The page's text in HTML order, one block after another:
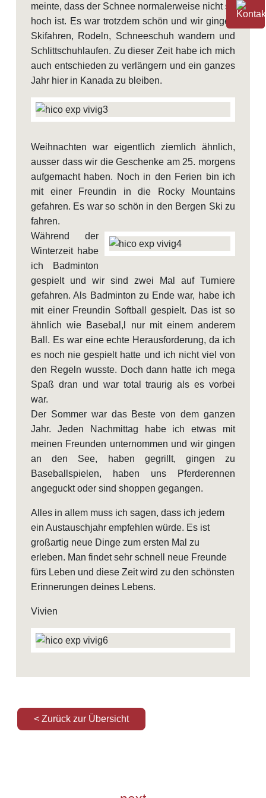
meinte, dass der Schnee normalerweise nicht so
hoch ist. Es war trotzdem schön und wir gingen
Skifahren, Rodeln, Schneeschuh wandern und
Schlittschuhlaufen. Zu dieser Zeit habe ich mich
auch entschieden zu verlängern und ein ganzes
Jahr hier in Kanada zu bleiben.
Weihnachten war eigentlich ziemlich ähnlich,
ausser dass wir die Geschenke am 25. morgens
aufgemacht haben. Noch in den Ferien bin ich
mit einer Freundin in die Rocky Mountains
gefahren. Es war so schön in den Bergen Ski zu
fahren.
Während der
Winterzeit habe
ich Badminton
gespielt und wir sind zwei Mal auf Turniere
gefahren. Als Badminton zu Ende war, habe ich
mit einer Freundin Softball gespielt. Das ist so
ähnlich wie Basebal,l nur mit einem anderem
Ball. Es war eine echte Herausforderung, da ich
es noch nie gespielt hatte und ich nicht viel von
den Regeln wusste. Doch dann hatte ich mega
Spaß dran und war total traurig als es vorbei
war.
Der Sommer war das Beste von dem ganzen
Jahr. Jeden Nachmittag habe ich etwas mit
meinen Freunden unternommen und wir gingen
an den See, haben gegrillt, gingen zu
Baseballspielen, haben uns Pferderennen
angeguckt oder sind shoppen gegangen.
Alles in allem muss ich sagen, dass ich jedem
ein Austauschjahr empfehlen würde. Es ist
großartig neue Dinge zum ersten Mal zu
erleben. Man findet sehr schnell neue Freunde
fürs Leben und diese Zeit wird zu den schönsten
Erinnerungen deines Lebens.
Vivien
< Zurück zur Übersicht